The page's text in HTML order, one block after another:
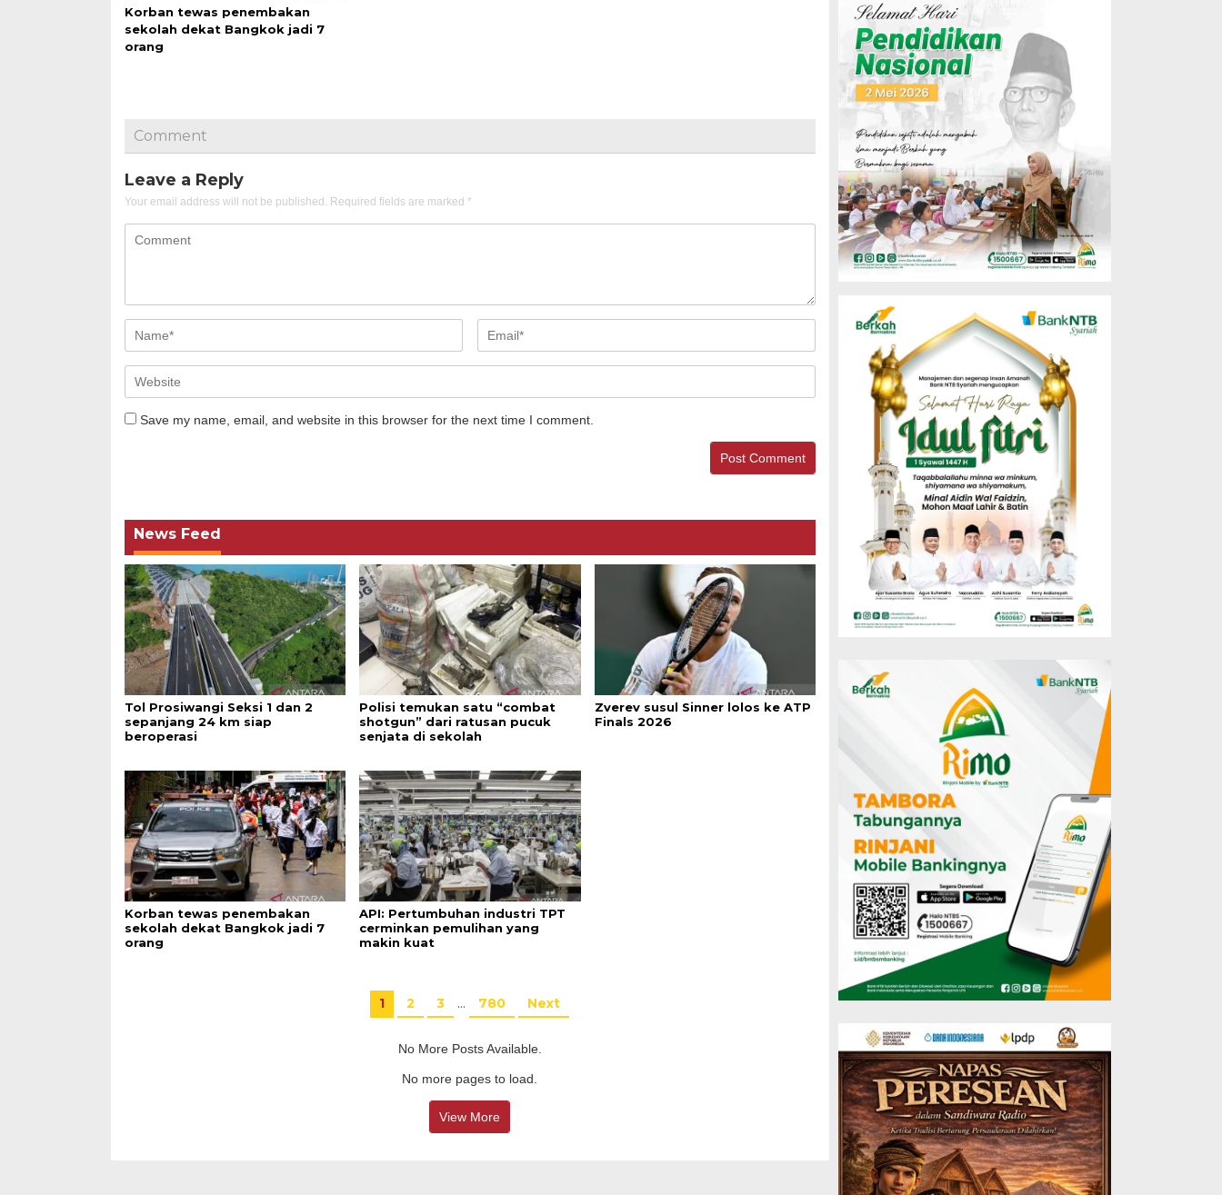
Korban tewas penembakan
sekolah dekat Bangkok jadi 7
orang
Comment
Leave a Reply
Your email address will not be published. Required fields are marked *
Save my name, email, and website in this browser for the next time I comment.
News Feed
Tol Prosiwangi Seksi 1 dan 2
sepanjang 24 km siap
beroperasi
Polisi temukan satu “combat
shotgun” dari ratusan pucuk
senjata di sekolah
Zverev susul Sinner lolos ke ATP
Finals 2026
Korban tewas penembakan
sekolah dekat Bangkok jadi 7
orang
API: Pertumbuhan industri TPT
cerminkan pemulihan yang
makin kuat
1 2 3 … 780 Next
No More Posts Available.
No more pages to load.
View More